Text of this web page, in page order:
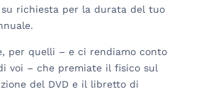
richiesta per la durata del tuo
per quelli – e ci rendiamo conto
voi – che premiate il fisico sul
del DVD e il libretto di